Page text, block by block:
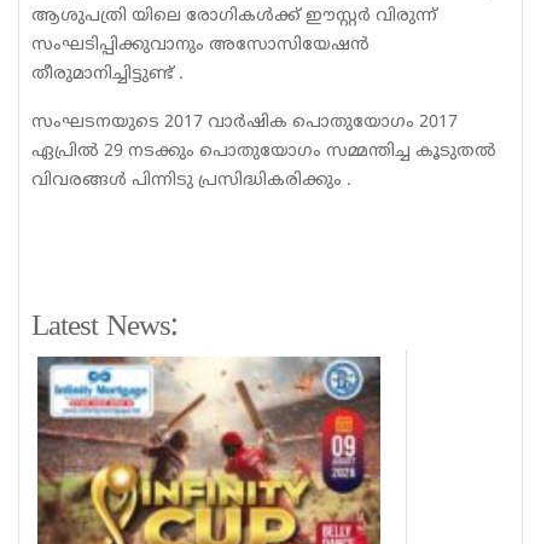
ആശുപത്രി യിലെ രോഗികള്‍ക്ക് ഈസ്റ്റര്‍ വിരുന്ന്
സംഘടിപ്പിക്കുവാനും അസോസിയേഷന്‍
തീരുമാനിച്ചിട്ടുണ്ട് .
സംഘടനയുടെ 2017 വാര്‍ഷിക പൊതുയോഗം 2017
ഏപ്രില്‍ 29 നടക്കും പൊതുയോഗം സമ്മന്തിച്ച കൂടുതല്‍
വിവരങ്ങള്‍ പിന്നിടു പ്രസിദ്ധികരിക്കും .
Latest News: